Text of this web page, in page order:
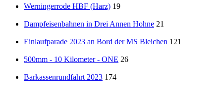
Werningerrode HBF (Harz) 19
Dampfeisenbahnen in Drei Annen Hohne 21
Einlaufparade 2023 an Bord der MS Bleichen 121
500mm - 10 Kilometer - ONE 26
Barkassenrundfahrt 2023 174